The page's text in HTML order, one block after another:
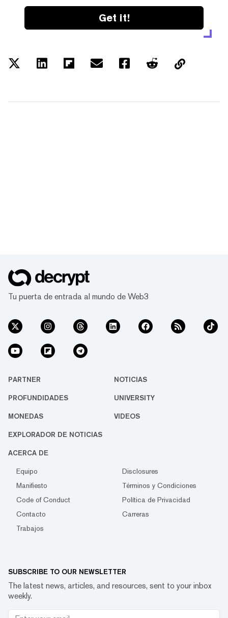
Get it!
Tu puerta de entrada al mundo de Web3
PARTNER NOTICIAS
PROFUNDIDADES UNIVERSITY
MONEDAS VIDEOS
EXPLORADOR DE NOTICIAS
ACERCA DE
Equipo
Disclosures
Manifiesto
Términos y Condiciones
Code of Conduct
Política de Privacidad
Contacto
Carreras
Trabajos
SUBSCRIBE TO OUR NEWSLETTER
The latest news, articles, and resources, sent to your inbox
weekly.